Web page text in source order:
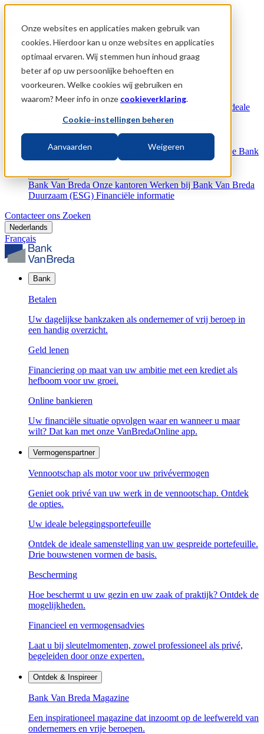
Onze websites en applicaties maken gebruik van
cookies. Hierdoor kan u onze websites en applicaties
optimaal ervaren. Wij stemmen hun inhoud graag
beter af op uw persoonlijke behoeften en
voorkeuren. Welke cookies wij gebruiken en
waarom? Meer info in onze cookieverklaring.
Cookie-instellingen beheren
Aanvaarden Weigeren
Skip to content
Bank
BetalenGeld lenenOnline bankieren
Vermogenspartner
Uw ideale
beleggingsportefeuilleBeschermingFinancieel en
Bank Van Breda Magazine Bank Van Breda Deep Dive Bank
Van Breda podcastBank Van Breda blog
Bank Van Breda Onze kantoren Werken bij Bank Van Breda
Duurzaam (ESG) Financiële informatie
Contacteer ons Zoeken
Nederlands
Français
Bank
Betalen
Uw dagelijkse bankzaken als ondernemer of vrij beroep in
een handig overzicht.
Geld lenen
Financiering op maat van uw ambitie met een krediet als
hefboom voor uw groei.
Online bankieren
Uw financiële situatie opvolgen waar en wanneer u maar
wilt? Dat kan met onze VanBredaOnline app.
Vermogenspartner
Vennootschap als motor voor uw privévermogen
Geniet ook privé van uw werk in de vennootschap. Ontdek
de opties.
Uw ideale beleggingsportefeuille
Ontdek de ideale samenstelling van uw gespreide portefeuille.
Drie bouwstenen vormen de basis.
Bescherming
Hoe beschermt u uw gezin en uw zaak of praktijk? Ontdek de
mogelijkheden.
Financieel en vermogensadvies
Laat u bij sleutelmomenten, zowel professioneel als privé,
begeleiden door onze experten.
Ontdek & Inspireer
Bank Van Breda Magazine
Een inspirationeel magazine dat inzoomt op de leefwereld van
ondernemers en vrije beroepen.